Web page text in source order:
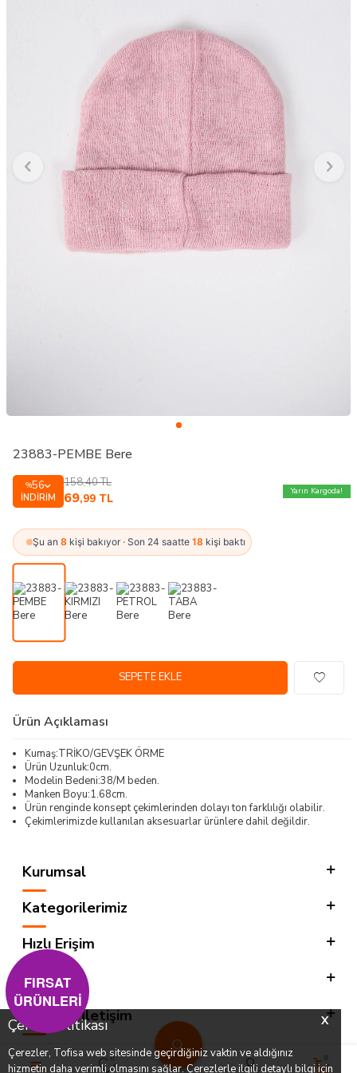
X
Çerez Politikası
Çerezler, Tofisa web sitesinde geçirdiğiniz vaktin ve aldığınız
hizmetin daha verimli olmasını sağlar. Çerezlerle ilgili detaylı bilgi için
0 0
23883-PEMBE Bere
%56
İNDIRIM
158,40TL
69,99 TL
Yarın Kargoda!
Şu an 8 kişi bakıyor · Son 24 saatte 18 kişi baktı
SEPETE EKLE
Ürün Açıklaması
Kumaş:TRİKO/GEVŞEK ÖRME
Ürün Uzunluk:0cm.
Modelin Bedeni:38/M beden.
Manken Boyu:1.68cm.
Ürün renginde konsept çekimlerinden dolayı ton farklılığı olabilir.
Çekimlerimizde kullanılan aksesuarlar ürünlere dahil değildir.
Kurumsal
Kategorilerimiz
Hızlı Erişim
Sosyal
Adres & İletişim
FIRSAT
ÜRÜNLERİ